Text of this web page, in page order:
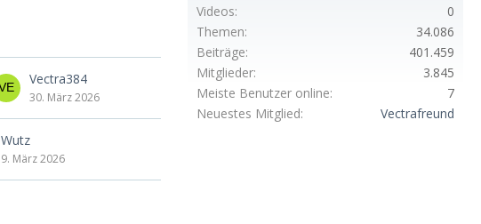
Vectra384
30. März 2026
Wutz
9. März 2026
Videos
0
Themen
34.086
Beiträge
401.459
Mitglieder
3.845
Meiste Benutzer online
7
Neuestes Mitglied
Vectrafreund